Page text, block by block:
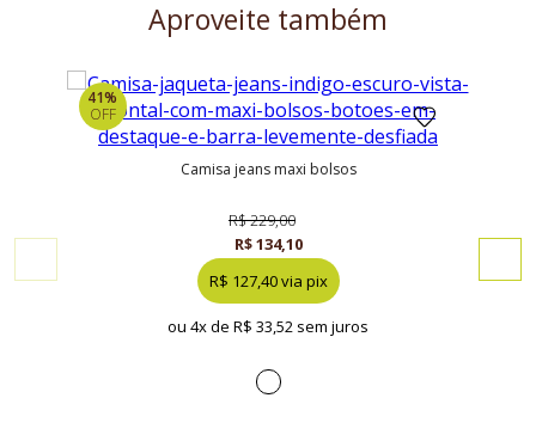
Aproveite também
41%
OFF
camisa jeans maxi bolsos
R$ 229,00
R$ 134,10
R$ 127,40 via pix
ou 4x de R$ 33,52 sem juros